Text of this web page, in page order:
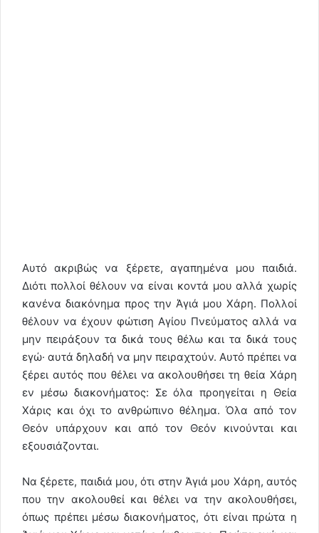
Αυτό ακριβώς να ξέρετε, αγαπημένα μου παιδιά.
Διότι πολλοί θέλουν να είναι κοντά μου αλλά χωρίς
κανένα διακόνημα προς την Άγιά μου Χάρη. Πολλοί
θέλουν να έχουν φώτιση Αγίου Πνεύματος αλλά να
μην πειράξουν τα δικά τους θέλω και τα δικά τους
εγώ· αυτά δηλαδή να μην πειραχτούν. Αυτό πρέπει να
ξέρει αυτός που θέλει να ακολουθήσει τη θεία Χάρη
εν μέσω διακονήματος: Σε όλα προηγείται η Θεία
Χάρις και όχι το ανθρώπινο θέλημα. Όλα από τον
Θεόν υπάρχουν και από τον Θεόν κινούνται και
εξουσιάζονται.
Να ξέρετε, παιδιά μου, ότι στην Άγιά μου Χάρη, αυτός
που την ακολουθεί και θέλει να την ακολουθήσει,
όπως πρέπει μέσω διακονήματος, ότι είναι πρώτα η